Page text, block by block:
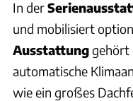
In der
und mobilisiert
Ausstattunggehört
automatische
wie ein großes